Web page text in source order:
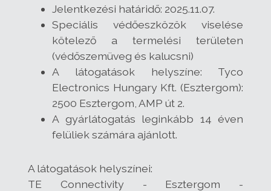
Jelentkezési határidő: 2025.11.07.
Speciális védőeszközök viselése
kötelező a termelési területen
(védőszemüveg és kalucsni)
A látogatások helyszíne: Tyco
Electronics Hungary Kft. (Esztergom):
2500 Esztergom, AMP út 2.
A gyárlátogatás leginkább 14 éven
felüliek számára ajánlott.
A látogatások helyszínei:
TE Connectivity - Esztergom -